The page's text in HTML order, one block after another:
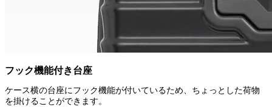
フック機能付き台座
ケース横の台座にフック機能が付いているため、ちょっとした荷物
を掛けることができます。